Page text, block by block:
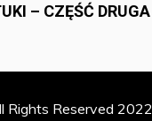
– CZĘŚĆ DRUGA
Rights Reserved 2022.